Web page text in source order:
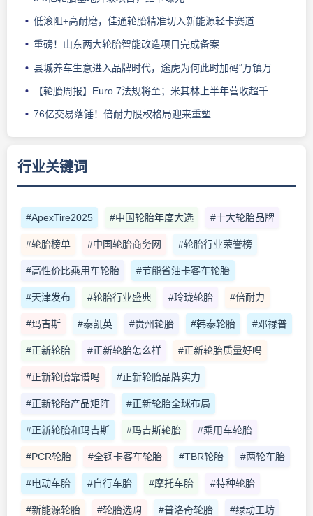
低滚阻+高耐磨，佳通轮胎精准切入新能源轻卡赛道
重磅！山东两大轮胎智能改造项目完成备案
县城养车生意进入品牌时代，途虎为何此时加码“万镇万店”？
【轮胎周报】Euro 7法规将至；米其林上半年营收超千亿；倍耐力上半年盈利稳增；龙星炭黑斩获欧洲近万吨订单
76亿交易落锤！倍耐力股权格局迎来重塑
行业关键词
#ApexTire2025 #中国轮胎年度大选 #十大轮胎品牌
#轮胎榜单 #中国轮胎商务网 #轮胎行业荣誉榜
#高性价比乘用车轮胎 #节能省油卡客车轮胎
#天津发布 #轮胎行业盛典 #玲珑轮胎 #倍耐力
#玛吉斯 #泰凯英 #贵州轮胎 #韩泰轮胎 #邓禄普
#正新轮胎 #正新轮胎怎么样 #正新轮胎质量好吗
#正新轮胎靠谱吗 #正新轮胎品牌实力
#正新轮胎产品矩阵 #正新轮胎全球布局
#正新轮胎和玛吉斯 #玛吉斯轮胎 #乘用车轮胎
#PCR轮胎 #全钢卡客车轮胎 #TBR轮胎 #两轮车胎
#电动车胎 #自行车胎 #摩托车胎 #特种轮胎
#新能源轮胎 #轮胎选购 #普洛奇轮胎 #绿动工坊